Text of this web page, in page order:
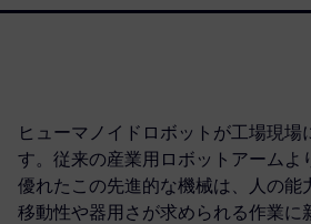
ヒューマノイドロボットが工場現場
す。従来の産業用ロボットアームよ
優れたこの先進的な機械は、人の能
移動性や器用さが求められる作業に